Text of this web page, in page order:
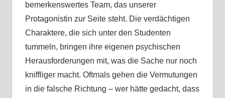
bemerkenswertes Team, das unserer
Protagonistin zur Seite steht. Die verdächtigen
Charaktere, die sich unter den Studenten
tummeln, bringen ihre eigenen psychischen
Herausforderungen mit, was die Sache nur noch
kniffliger macht. Oftmals gehen die Vermutungen
in die falsche Richtung – wer hätte gedacht, dass